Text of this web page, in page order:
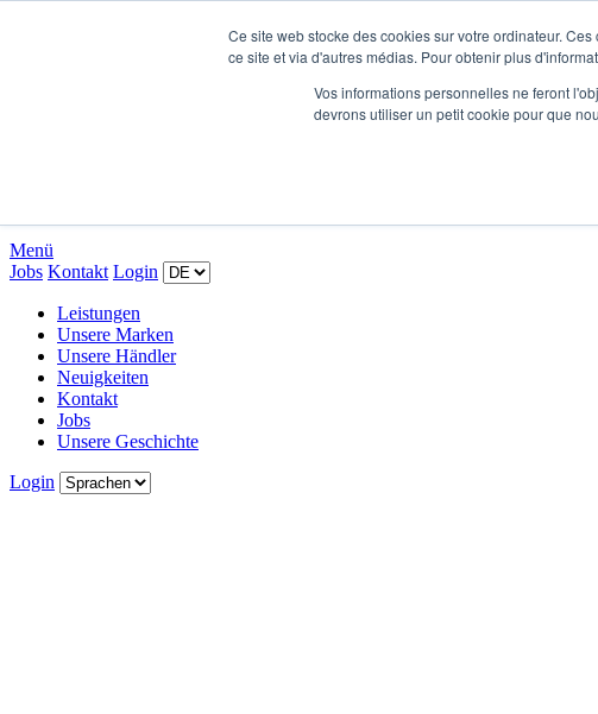
Ce site web stocke des cookies sur votre ordinateur.
ce site et via d'autres médias. Pour obtenir plus
Vos informations personnelles ne feront
devrons utiliser un petit cookie pour que
Menü
Jobs Kontakt Login
Leistungen
Unsere Marken
Unsere Händler
Neuigkeiten
Kontakt
Jobs
Unsere Geschichte
Login